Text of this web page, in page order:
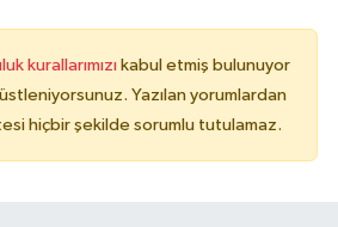
kurallarımızı kabul etmiş bulunuyor
Yazılan yorumlardan
hiçbir şekilde sorumlu tutulamaz.